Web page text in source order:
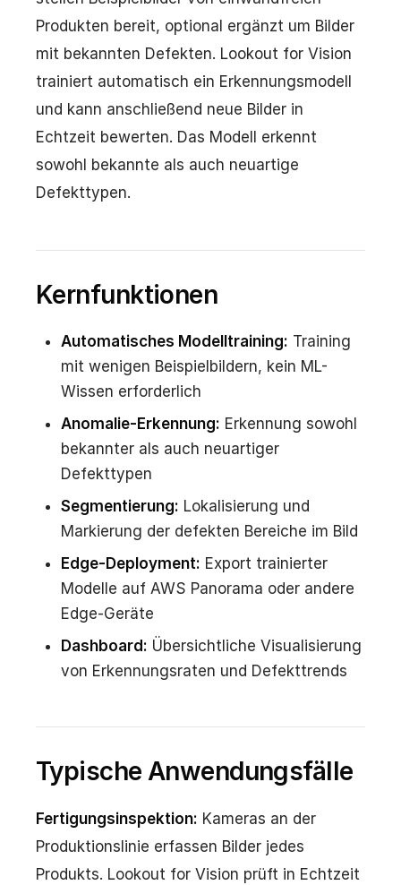
Produkten bereit, optional ergänzt um Bilder
mit bekannten Defekten. Lookout for Vision
trainiert automatisch ein Erkennungsmodell
und kann anschließend neue Bilder in
Echtzeit bewerten. Das Modell erkennt
sowohl bekannte als auch neuartige
Defekttypen.
Kernfunktionen
Automatisches Modelltraining: Training
mit wenigen Beispielbildern, kein ML-
Wissen erforderlich
Anomalie-Erkennung: Erkennung sowohl
bekannter als auch neuartiger
Defekttypen
Segmentierung: Lokalisierung und
Markierung der defekten Bereiche im Bild
Edge-Deployment: Export trainierter
Modelle auf AWS Panorama oder andere
Edge-Geräte
Dashboard: Übersichtliche Visualisierung
von Erkennungsraten und Defekttrends
Typische Anwendungsfälle
Fertigungsinspektion: Kameras an der
Produktionslinie erfassen Bilder jedes
Produkts. Lookout for Vision prüft in Echtzeit